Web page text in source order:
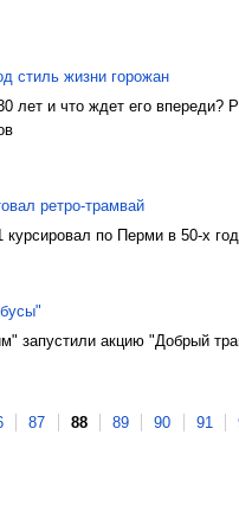
стиль жизни горожан
лет и что ждет его впереди?
ретро-трамвай
по Перми в 50-х
запустили акцию "Добрый
87 88 89 90 91